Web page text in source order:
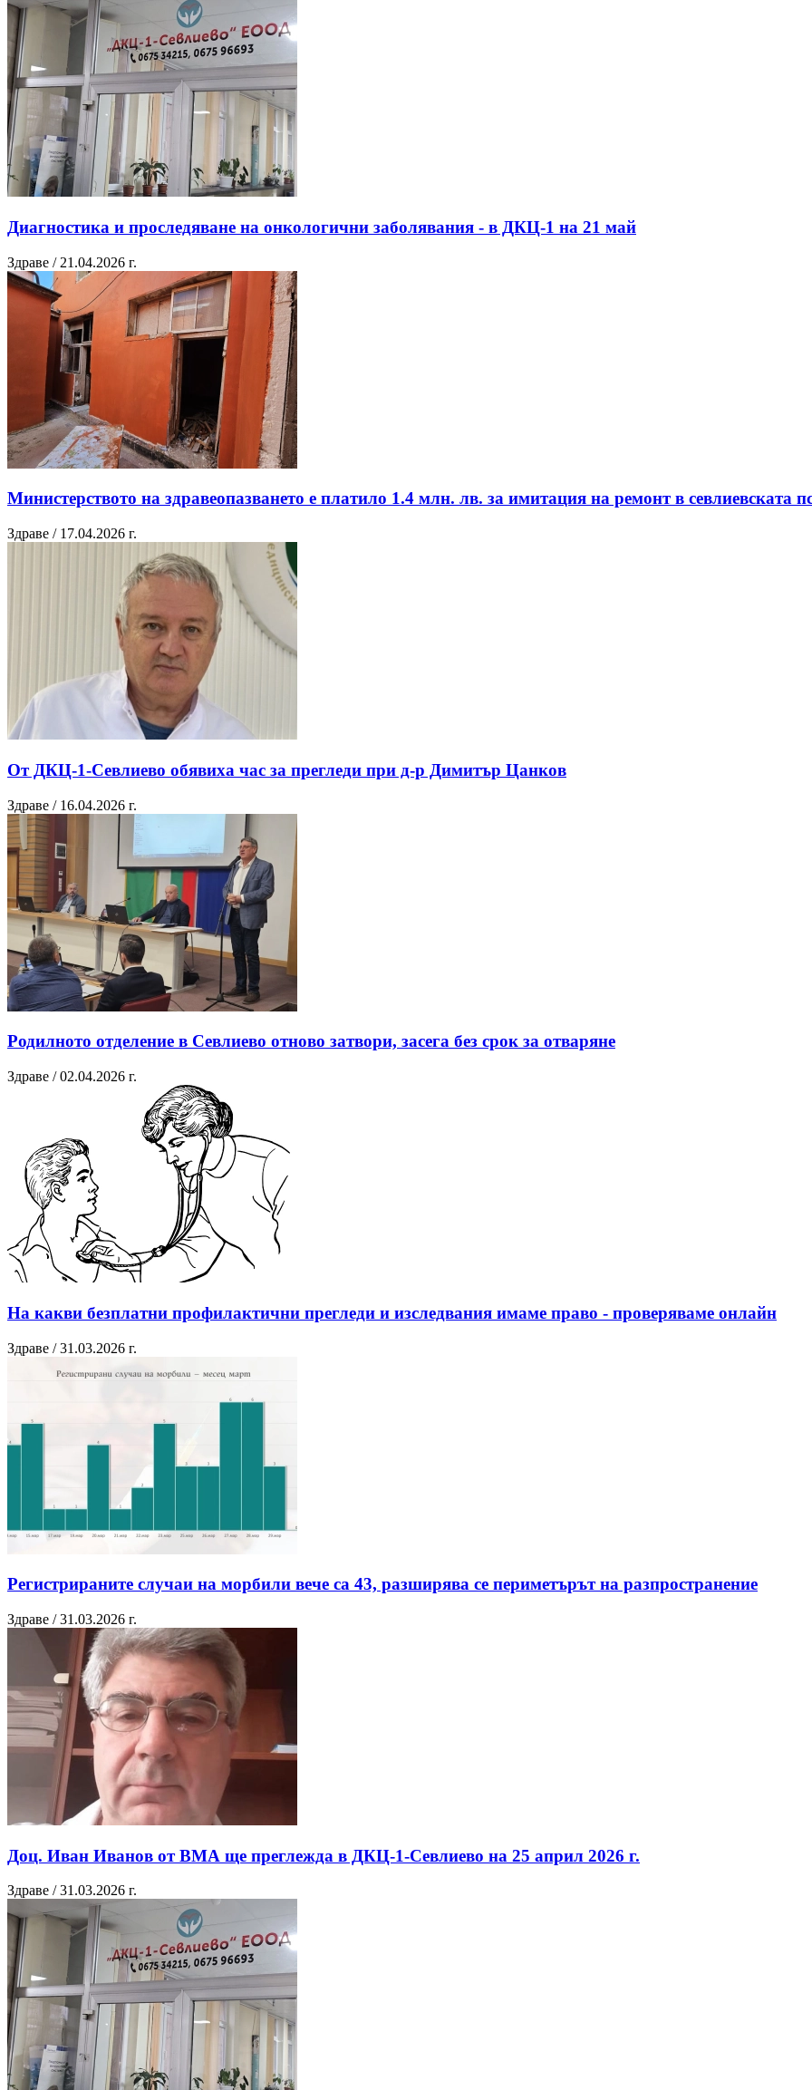
Диагностика и проследяване на онкологични заболявания - в ДКЦ-1 на 21 май
Здраве / 21.04.2026 г.
Министерството на здравеопазването е платило 1.4 млн. лв. за имитация на ремонт в севлиевската
Здраве / 17.04.2026 г.
От ДКЦ-1-Севлиево обявиха час за прегледи при д-р Димитър Цанков
Здраве / 16.04.2026 г.
Родилното отделение в Севлиево отново затвори, засега без срок за отваряне
Здраве / 02.04.2026 г.
На какви безплатни профилактични прегледи и изследвания имаме право - проверяваме онлайн
Здраве / 31.03.2026 г.
Регистрираните случаи на морбили вече са 43, разширява се периметърът на разпространение
Здраве / 31.03.2026 г.
Доц. Иван Иванов от ВМА ще преглежда в ДКЦ-1-Севлиево на 25 април 2026 г.
Здраве / 31.03.2026 г.